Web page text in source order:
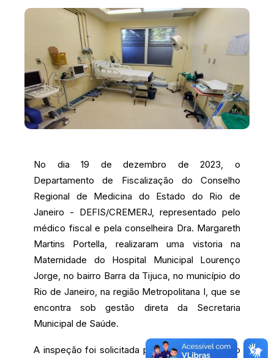
No dia 19 de dezembro de 2023, o
Departamento de Fiscalização do Conselho
Regional de Medicina do Estado do Rio de
Janeiro - DEFIS/CREMERJ, representado pelo
médico fiscal e pela conselheira Dra. Margareth
Martins Portella, realizaram uma vistoria na
Maternidade do Hospital Municipal Lourenço
Jorge, no bairro Barra da Tijuca, no município do
Rio de Janeiro, na região Metropolitana I, que se
encontra sob gestão direta da Secretaria
Municipal de Saúde.
A inspeção foi solicitada pelo Ministério Público